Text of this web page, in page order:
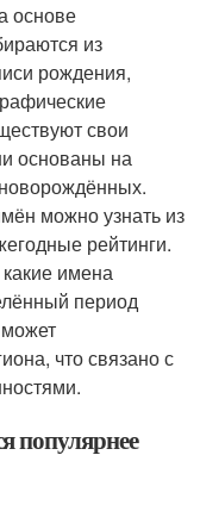
основе
из
рождения,
свои
основаны на
можно узнать из
рейтинги.
имена
период
что связано с
популярнее